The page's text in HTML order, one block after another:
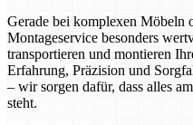
Gerade bei komplexen Möbeln
Montageservice besonders
transportieren und montieren
Erfahrung, Präzision und
– wir sorgen dafür, dass alles
steht.